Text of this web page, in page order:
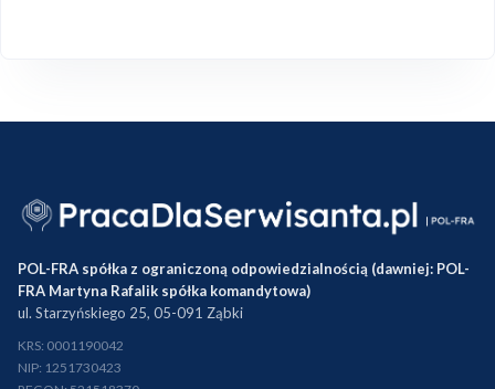
POL-FRA spółka z ograniczoną odpowiedzialnością (dawniej: POL-
FRA Martyna Rafalik spółka komandytowa)
ul. Starzyńskiego 25, 05-091 Ząbki
KRS: 0001190042
NIP: 1251730423